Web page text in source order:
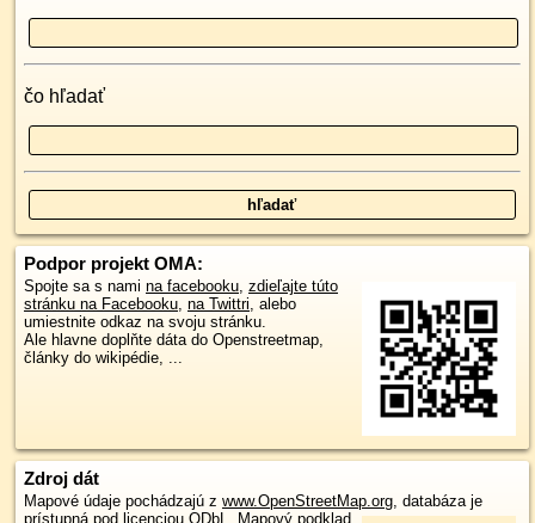
čo hľadať
Podpor projekt OMA:
Spojte sa s nami na facebooku, zdieľajte túto
stránku na Facebooku, na Twittri, alebo
umiestnite odkaz na svoju stránku.
Ale hlavne doplňte dáta do Openstreetmap,
články do wikipédie, ...
Zdroj dát
Mapové údaje pochádzajú z www.OpenStreetMap.org, databáza je
prístupná pod licenciou ODbL Mapový podklad